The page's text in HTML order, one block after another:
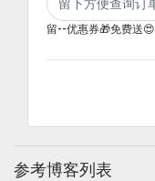
留--优惠券🎁免费送😍
参考博客列表